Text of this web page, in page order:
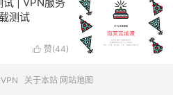
测试
 赞(44)
关于本站 网站地图